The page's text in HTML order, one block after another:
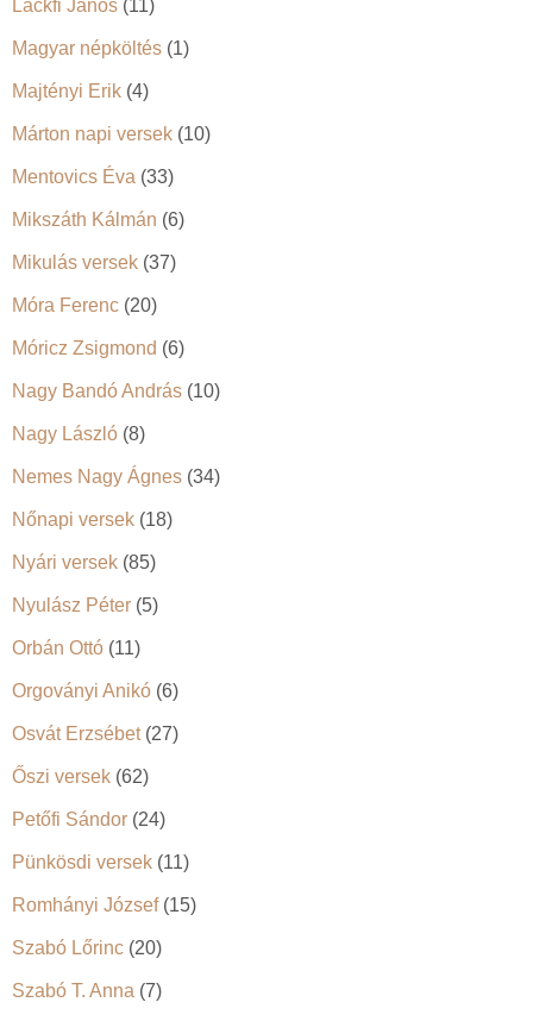
Lackfi János (11)
Magyar népköltés (1)
Majtényi Erik (4)
Márton napi versek (10)
Mentovics Éva (33)
Mikszáth Kálmán (6)
Mikulás versek (37)
Móra Ferenc (20)
Móricz Zsigmond (6)
Nagy Bandó András (10)
Nagy László (8)
Nemes Nagy Ágnes (34)
Nőnapi versek (18)
Nyári versek (85)
Nyulász Péter (5)
Orbán Ottó (11)
Orgoványi Anikó (6)
Osvát Erzsébet(27)
Őszi versek (62)
Petőfi Sándor (24)
Pünkösdi versek (11)
Romhányi József(15)
Szabó Lőrinc (20)
Szabó T. Anna (7)